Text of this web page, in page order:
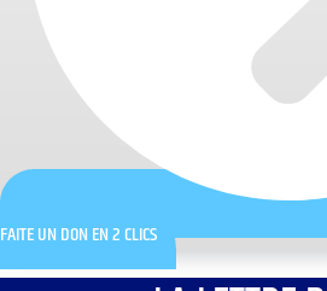
FAITE UN DON EN 2 CLICS